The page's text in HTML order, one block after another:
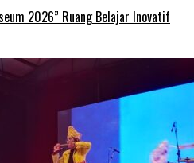
2026” Ruang Belajar Inovatif